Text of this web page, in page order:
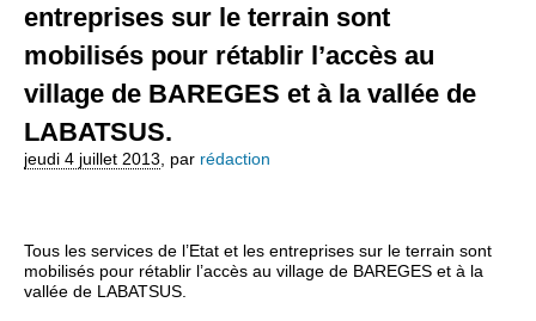
entreprises sur le terrain sont
mobilisés pour rétablir l’accès au
village de BAREGES et à la vallée de
LABATSUS.
jeudi 4 juillet 2013 par rédaction
Tous les services de l’Etat et les entreprises sur le terrain sont
mobilisés pour rétablir l’accès au village de BAREGES et à la
vallée de LABATSUS.